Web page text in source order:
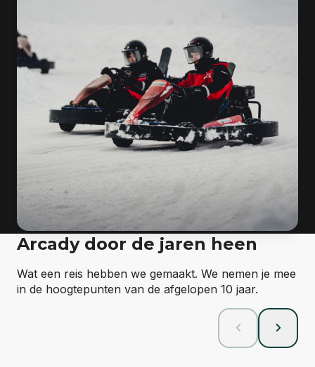
Arcady door de jaren heen
Wat een reis hebben we gemaakt. We nemen je mee
in de hoogtepunten van de afgelopen 10 jaar.